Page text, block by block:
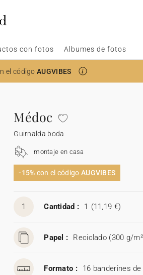
con fotos Albumes de fotos
el códigoAUGVIBES
Médoc
Guirnalda boda
montaje en casa
-15% con el código AUGVIBES
1 Cantidad : 1 (11,19 €)
Papel : Reciclado (300 g/
Formato : 16 banderines